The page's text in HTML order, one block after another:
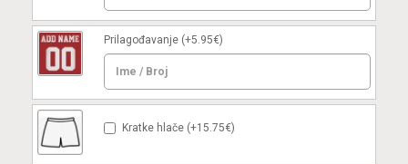
Prilagođavanje (+5.95€)
Kratke hlače (+15.75€)